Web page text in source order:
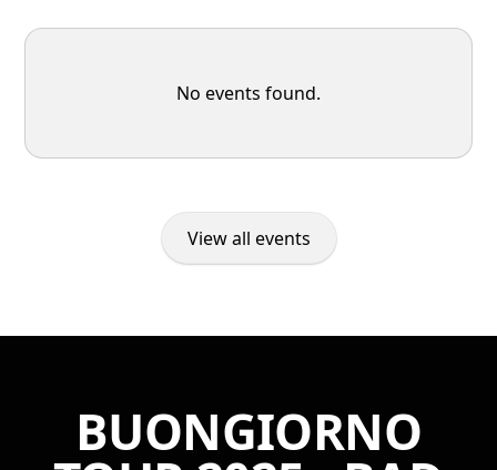
No events found.
View all events
BUONGIORNO